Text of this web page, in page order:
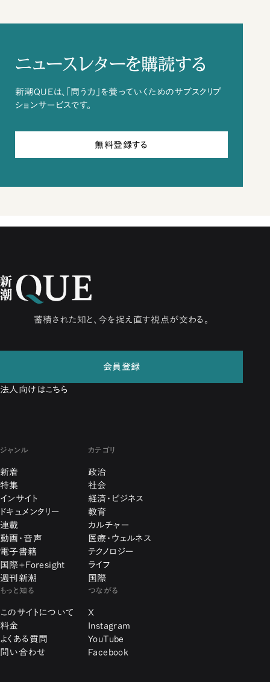
ニュースレターを購読する
新潮QUEは、「問う力」を養っていくためのサブスクリプ
ションサービスです。
無料登録する
蓄積された知と、今を捉え直す視点が交わる。
会員登録
法人向けはこちら
ジャンル
新着
特集
インサイト
ドキュメンタリー
連載
動画・音声
電子書籍
国際+Foresight
週刊新潮
カテゴリ
政治
社会
経済・ビジネス
教育
カルチャー
医療・ウェルネス
テクノロジー
ライフ
国際
もっと知る
このサイトについて
料金
よくある質問
問い合わせ
つながる
X
Instagram
YouTube
Facebook